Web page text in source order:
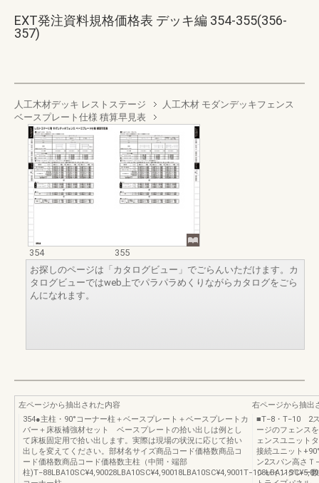
EXT発注資料規格価格表 デッキ編 354-355(356-
357)
人工木材デッキ レストステージ
人工木材 モダンデッキフェンス
ベースプレート仕様 積算早見表
354
355
お探しのページは「カタログビュー」でごらんいただけます。カ
タログビューではweb上でパラパラめくりながらカタログをごら
んになれます。
左ページから抽出された内容
354●主柱・90°コーナー柱＋ベースプレート＋ベースプレートカ
バー＋床板補強材セット ベースプレートの拾い出しは例とし
て床板固定用で拾い出します。実際は現場の状況に応じて拾い
出しを変えてください。部材名サイズ商品コード価格数商品コ
ード価格数商品コード価格数主柱（中間・端部
柱
右ページから抽出
■T−8・T−10 2ス
ージのフェンス
ェンスユニット
接続ユニット
ン2スパン高さＴ
シャイングレー